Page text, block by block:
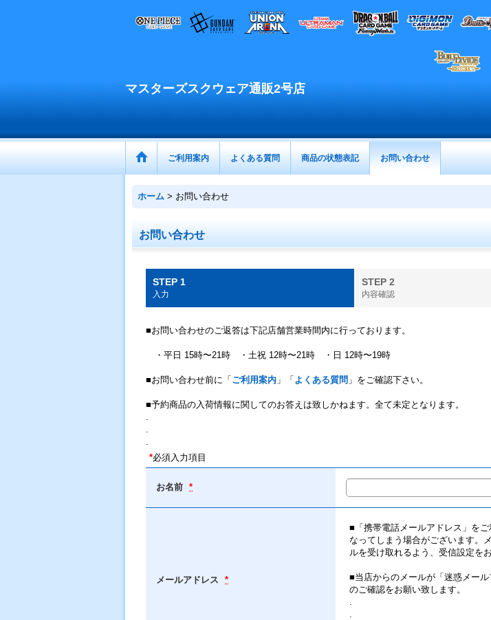
マスターズスクウェア通販2号店
ご利用案内 よくある質問 商品の状態表記 お問い合わせ
ホーム > お問い合わせ
お問い合わせ
STEP 1
入力
STEP 2
内容確認
■お問い合わせのご返答は下記店舗営業時間内に行っております。
・平日 15時〜21時 ・土祝 12時〜21時 ・日 12時〜19時
■お問い合わせ前に「 ご利用案内 」「 よくある質問 」をご確認下さい。
■予約商品の入荷情報に関してのお答えは致しかねます。全て未定となります。
.
.
.
*必須入力項目
お名前 *
メールアドレス *
■「携帯電話メールアドレス」を
なってしまう場合がございます。
ルを受け取れるよう、受信設定を
■当店からのメールが「迷惑メー
のご確認をお願い致します。
.
.